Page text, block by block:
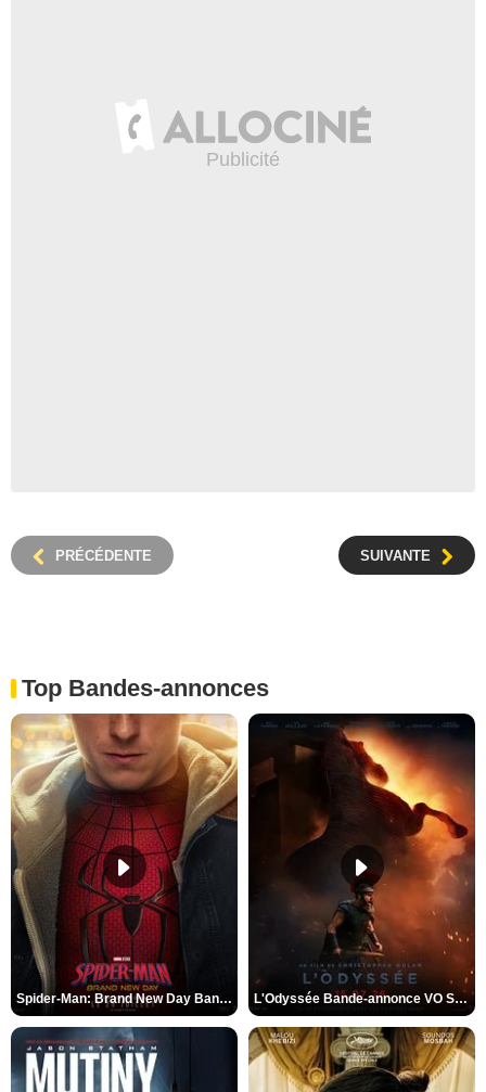
PRÉCÉDENTE SUIVANTE
Top Bandes-annonces
Spider-Man: Brand New Day Bande-annonce VO STFR L'Odyssée Bande-annonce VO STFR